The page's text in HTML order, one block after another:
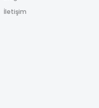
İletişim